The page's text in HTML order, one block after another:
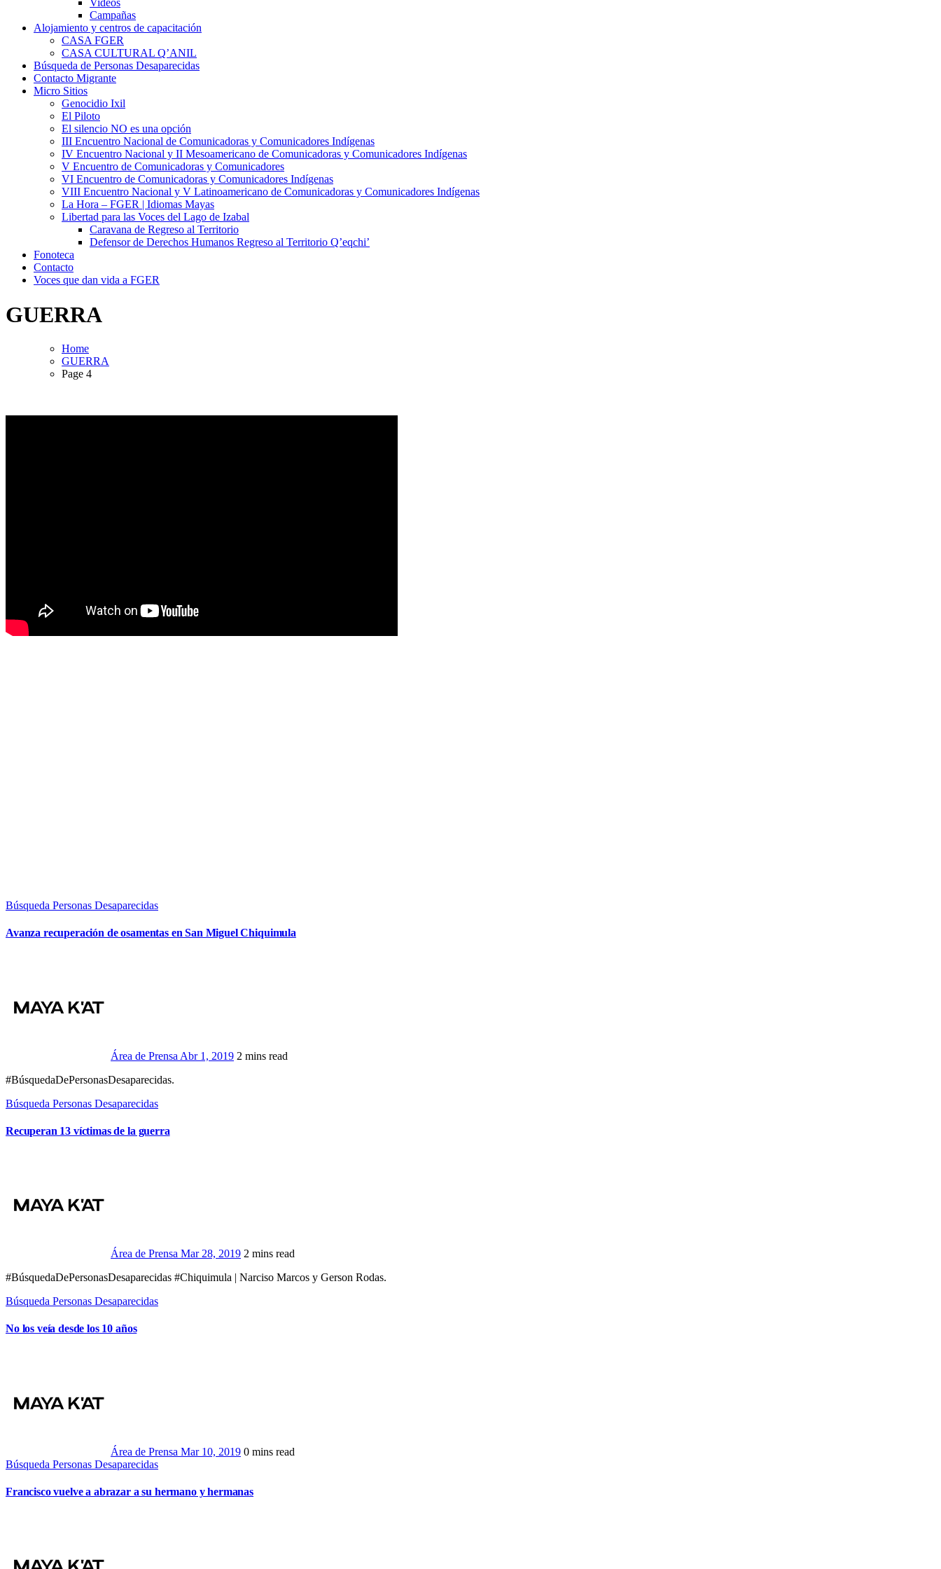
Videos
Campañas
Alojamiento y centros de capacitación
CASA FGER
CASA CULTURAL Q’ANIL
Búsqueda de Personas Desaparecidas
Contacto Migrante
Micro Sitios
Genocidio Ixil
El Piloto
El silencio NO es una opción
III Encuentro Nacional de Comunicadoras y Comunicadores Indígenas
IV Encuentro Nacional y II Mesoamericano de Comunicadoras y Comunicadores Indígenas
V Encuentro de Comunicadoras y Comunicadores
VI Encuentro de Comunicadoras y Comunicadores Indígenas
VIII Encuentro Nacional y V Latinoamericano de Comunicadoras y Comunicadores Indígenas
La Hora – FGER | Idiomas Mayas
Libertad para las Voces del Lago de Izabal
Caravana de Regreso al Territorio
Defensor de Derechos Humanos Regreso al Territorio Q’eqchi’
Fonoteca
Contacto
Voces que dan vida a FGER
GUERRA
Home
GUERRA
Page 4
Búsqueda Personas Desaparecidas
Avanza recuperación de osamentas en San Miguel Chiquimula
Área de Prensa Abr 1, 2019 2 mins read
#BúsquedaDePersonasDesaparecidas.
Búsqueda Personas Desaparecidas
Recuperan 13 víctimas de la guerra
Área de Prensa Mar 28, 2019 2 mins read
#BúsquedaDePersonasDesaparecidas #Chiquimula | Narciso Marcos y Gerson Rodas.
Búsqueda Personas Desaparecidas
No los veía desde los 10 años
Área de Prensa Mar 10, 2019 0 mins read
Búsqueda Personas Desaparecidas
Francisco vuelve a abrazar a su hermano y hermanas